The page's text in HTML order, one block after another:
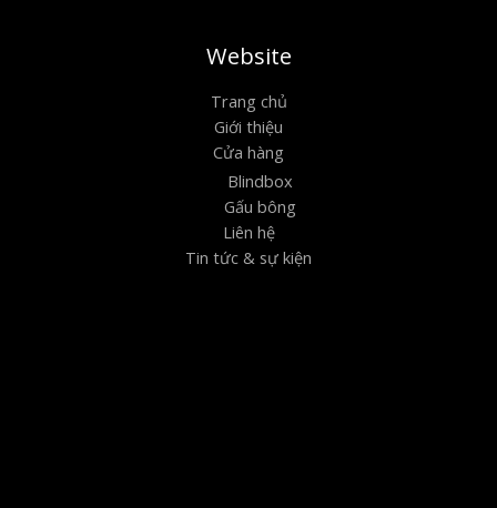
Website
Trang chủ
Giới thiệu
Cửa hàng
Blindbox
Gấu bông
Liên hệ
Tin tức & sự kiện